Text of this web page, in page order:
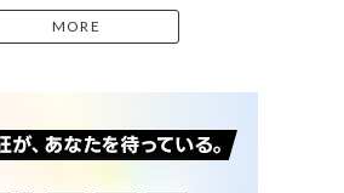
MORE